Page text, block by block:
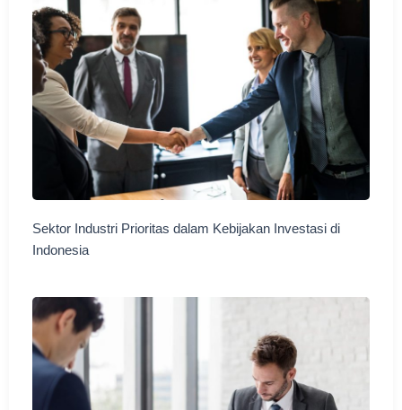
Sektor Industri Prioritas dalam Kebijakan Investasi di
Indonesia